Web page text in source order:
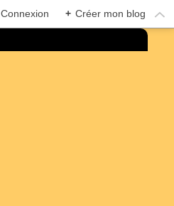
Connexion + Créer mon blog